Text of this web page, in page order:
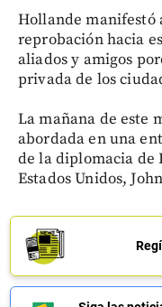
Hollande manifestó
reprobación hacia
aliados y amigos
privada de los
La mañana de este
abordada en una
de la diplomacia de
Estados Unidos,